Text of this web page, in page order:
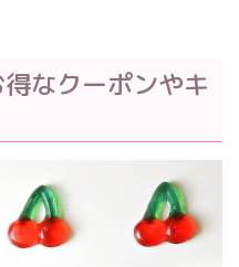
なクーポンやキ